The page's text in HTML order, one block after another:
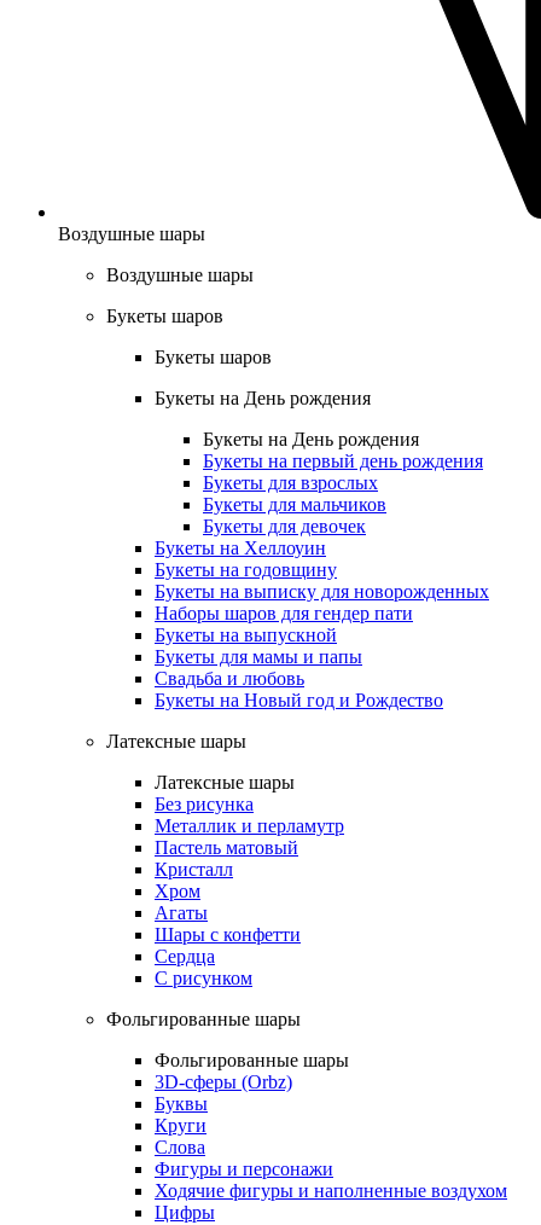
Воздушные шары
Воздушные шары
Букеты шаров
Букеты шаров
Букеты на День рождения
Букеты на День рождения
Букеты на первый день рождения
Букеты для взрослых
Букеты для мальчиков
Букеты для девочек
Букеты на Хеллоуин
Букеты на годовщину
Букеты на выписку для новорожденных
Наборы шаров для гендер пати
Букеты на выпускной
Букеты для мамы и папы
Свадьба и любовь
Букеты на Новый год и Рождество
Латексные шары
Латексные шары
Без рисунка
Металлик и перламутр
Пастель матовый
Кристалл
Хром
Агаты
Шары с конфетти
Сердца
С рисунком
Фольгированные шары
Фольгированные шары
3D-сферы (Orbz)
Буквы
Круги
Слова
Фигуры и персонажи
Ходячие фигуры и наполненные воздухом
Цифры